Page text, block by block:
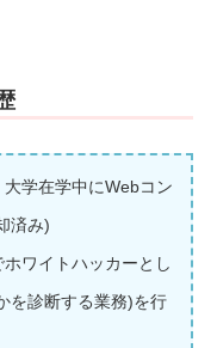
学在学中にWebコン
済み)
ワイトハッカーとし
を診断する業務)を行